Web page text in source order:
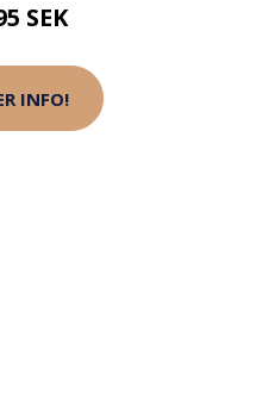
SEK
INFO!